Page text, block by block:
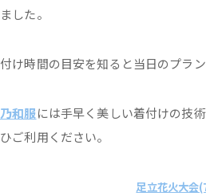
した。
け時間の目安を知ると当日のプラ
和服には手早く美しい着付けの技
ご利用ください。
足立花火大会